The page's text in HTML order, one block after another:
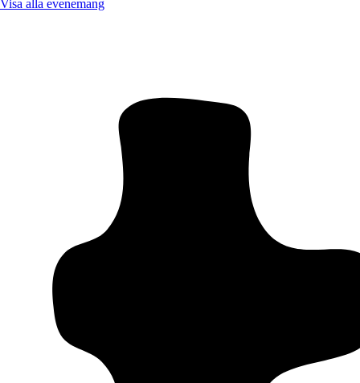
Visa alla evenemang